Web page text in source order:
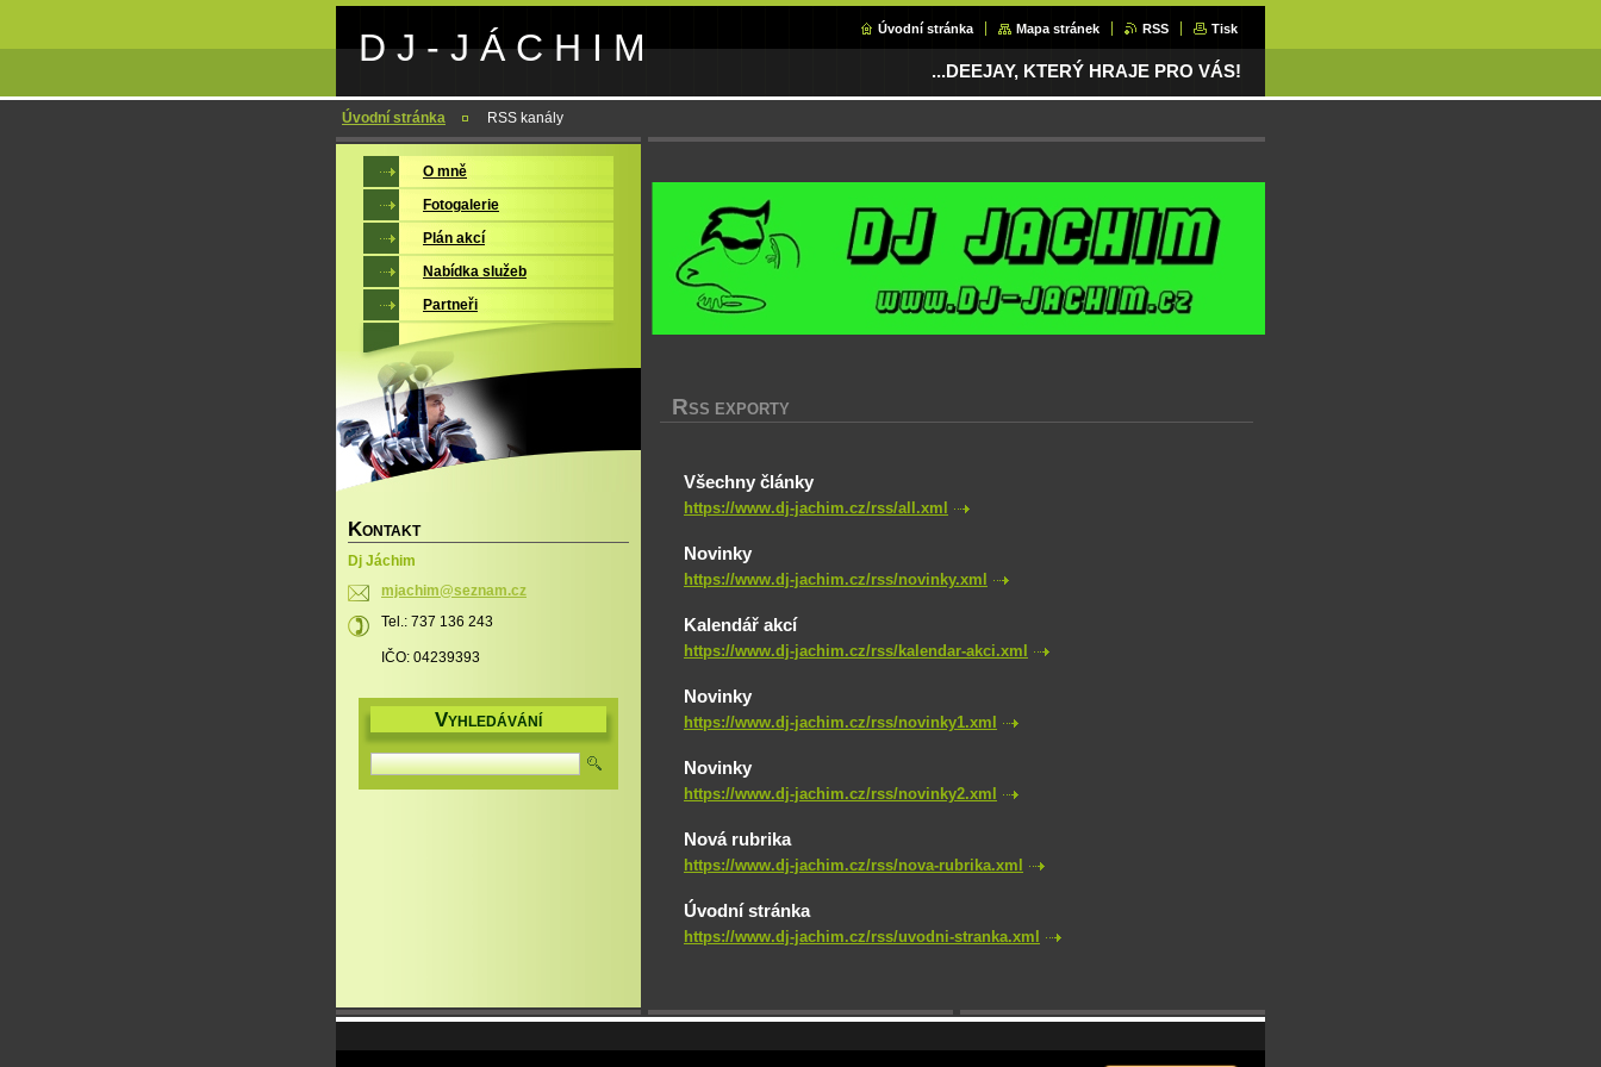
D J - J Á C H I M Úvodní stránka Mapa stránek RSS Tisk
...DEEJAY, KTERÝ HRAJE PRO VÁS!
Úvodní stránka RSS kanály
RSS EXPORTY
Všechny články
https://www.dj-jachim.cz/rss/all.xml
Novinky
https://www.dj-jachim.cz/rss/novinky.xml
Kalendář akcí
https://www.dj-jachim.cz/rss/kalendar-akci.xml
Novinky
https://www.dj-jachim.cz/rss/novinky1.xml
Novinky
https://www.dj-jachim.cz/rss/novinky2.xml
Nová rubrika
https://www.dj-jachim.cz/rss/nova-rubrika.xml
Úvodní stránka
https://www.dj-jachim.cz/rss/uvodni-stranka.xml
O mně
Fotogalerie
Plán akcí
Nabídka služeb
Partneři
KONTAKT
Dj Jáchim
mjachim@seznam.cz
Tel.: 737 136 243
IČO: 04239393
VYHLEDÁVÁNÍ